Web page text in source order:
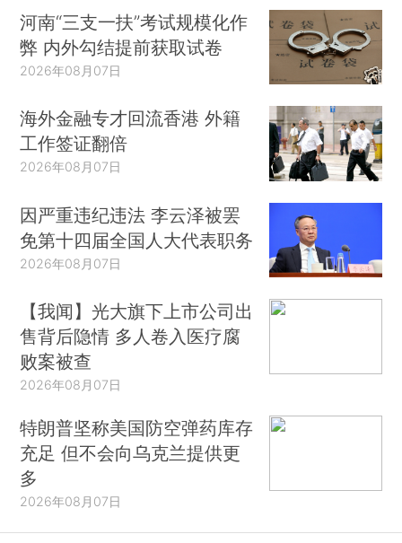
河南“三支一扶”考试规模化作
弊 内外勾结提前获取试卷
2026年08月07日
海外金融专才回流香港 外籍
工作签证翻倍
2026年08月07日
因严重违纪违法 李云泽被罢
免第十四届全国人大代表职务
2026年08月07日
【我闻】光大旗下上市公司出
售背后隐情 多人卷入医疗腐
败案被查
2026年08月07日
特朗普坚称美国防空弹药库存
充足 但不会向乌克兰提供更
多
2026年08月07日